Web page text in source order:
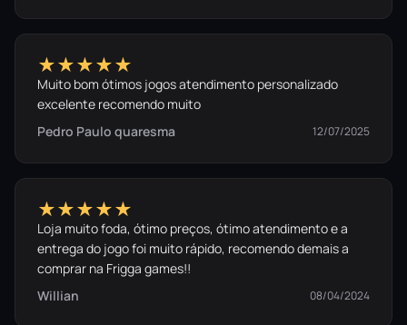
★★★★★
Muito bom ótimos jogos atendimento personalizado
excelente recomendo muito
Pedro Paulo quaresma
12/07/2025
★★★★★
Loja muito foda, ótimo preços, ótimo atendimento e a
entrega do jogo foi muito rápido, recomendo demais a
comprar na Frigga games!!
Willian
08/04/2024